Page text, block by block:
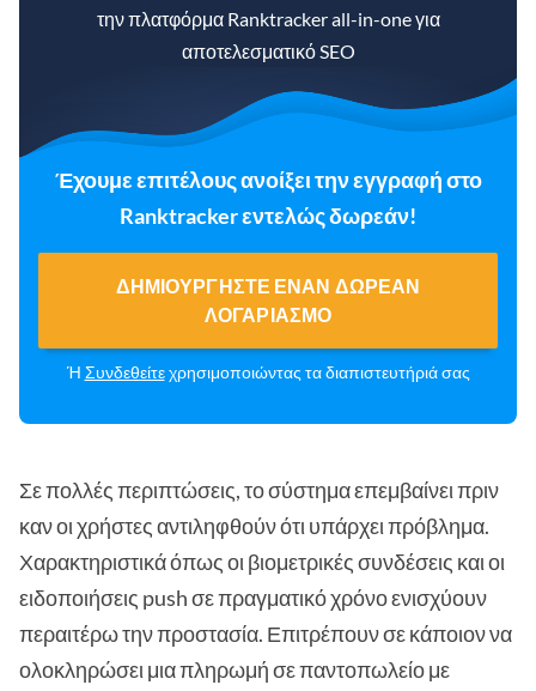
την πλατφόρμα Ranktracker all-in-one για
αποτελεσματικό SEO
Έχουμε επιτέλους ανοίξει την εγγραφή στο
Ranktracker εντελώς δωρεάν!
ΔΗΜΙΟΥΡΓΉΣΤΕ ΈΝΑΝ ΔΩΡΕΆΝ
ΛΟΓΑΡΙΑΣΜΌ
Ή Συνδεθείτεχρησιμοποιώντας τα διαπιστευτήριά σας
Σε πολλές περιπτώσεις, το σύστημα επεμβαίνει πριν
καν οι χρήστες αντιληφθούν ότι υπάρχει πρόβλημα.
Χαρακτηριστικά όπως οι βιομετρικές συνδέσεις και οι
ειδοποιήσεις push σε πραγματικό χρόνο ενισχύουν
περαιτέρω την προστασία. Επιτρέπουν σε κάποιον να
ολοκληρώσει μια πληρωμή σε παντοπωλείο με